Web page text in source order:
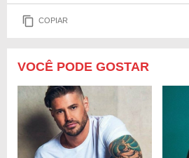
COPIAR
VOCÊ PODE GOSTAR